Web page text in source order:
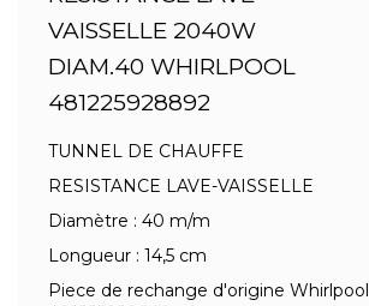
VAISSELLE 2040W
DIAM.40 WHIRLPOOL
481225928892
TUNNEL DE CHAUFFE
RESISTANCE LAVE-VAISSELLE
Diamètre : 40 m/m
Longueur : 14,5 cm
Piece de rechange d'origine Whirlpool